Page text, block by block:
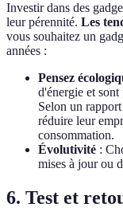
Investir dans des
leur pérennité. Les
vous souhaitez un
années :
Pensez
d'énergie et
Selon un
réduire leur
consommation.
Évolutivité :
mises à jour ou
6. Test et